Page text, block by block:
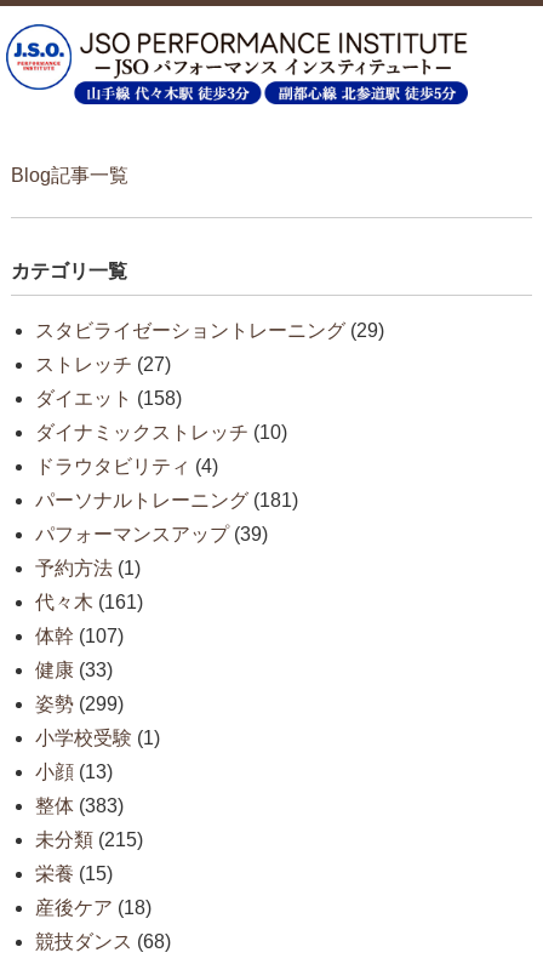
Blog記事一覧
カテゴリ一覧
スタビライゼーショントレーニング(29)
ストレッチ (27)
ダイエット (158)
ダイナミックストレッチ (10)
ドラウタビリティ (4)
パーソナルトレーニング(181)
パフォーマンスアップ(39)
予約方法(1)
代々木 (161)
体幹 (107)
健康(33)
姿勢(299)
小学校受験 (1)
小顔(13)
整体(383)
未分類(215)
栄養 (15)
産後ケア (18)
競技ダンス (68)